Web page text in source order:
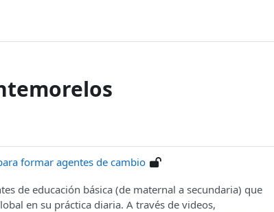
formar agentes de cambio
de educación básica (de maternal a secundaria) que
en su práctica diaria. A través de videos,